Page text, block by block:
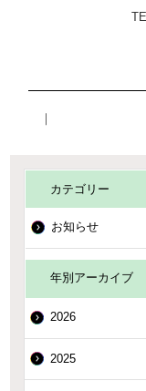
｜
カテゴリー
お知らせ
年別アーカイブ
2026
2025